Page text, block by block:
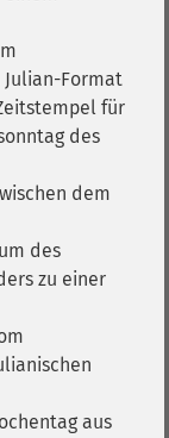
Format
für
des
dem
des
zu einer
aus